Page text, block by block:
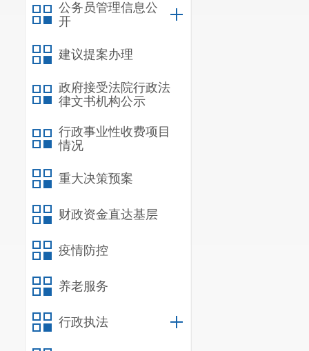
公务员管理信息公
开
建议提案办理
政府接受法院行政法
律文书机构公示
行政事业性收费项目
情况
重大决策预案
财政资金直达基层
疫情防控
养老服务
行政执法